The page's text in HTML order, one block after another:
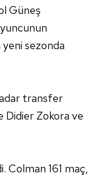
Güneş
sezonda
transfer
Didier Zokora ve
Colman 161 maç,